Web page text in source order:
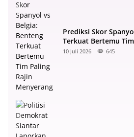
Prediksi Skor
Terkuat Bertemu
Menyerang
10 Juli 2026 645